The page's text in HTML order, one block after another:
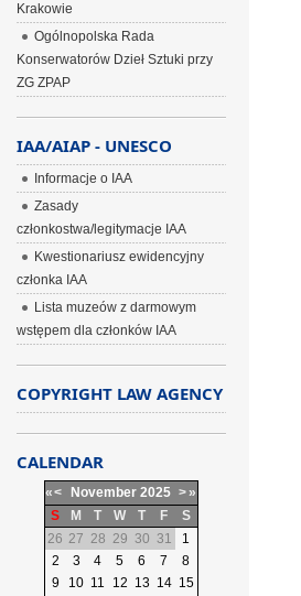
Krakowie
Ogólnopolska Rada
Konserwatorów Dzieł Sztuki przy
ZG ZPAP
IAA/AIAP - UNESCO
Informacje o IAA
Zasady
członkostwa/legitymacje IAA
Kwestionariusz ewidencyjny
członka IAA
Lista muzeów z darmowym
wstępem dla członków IAA
COPYRIGHT LAW AGENCY
CALENDAR
«< November 2025 >»
S
M T W T F
S
26 27 28 29 30 31
1
2
3 4 5 6 7
8
9
10 11 12 13 14 15